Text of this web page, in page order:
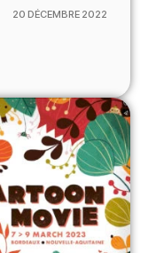
20 DÉCEMBRE 2022